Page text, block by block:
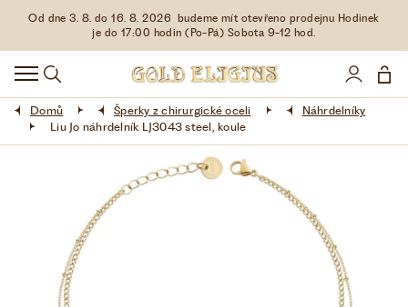
Od dne 3. 8. do 16. 8. 2026 budeme mít otevřeno prodejnu Hodinek
je do 17:00 hodin (Po-Pá) Sobota 9-12 hod.
HODINKY
DOPLŇKY
ŠPERKY
LIMITOVANÉ EDICE
LÁSKA ❤
Domů Šperky z chirurgické oceli
Náhrdelníky
Liu Jo náhrdelník LJ3043 steel, koule